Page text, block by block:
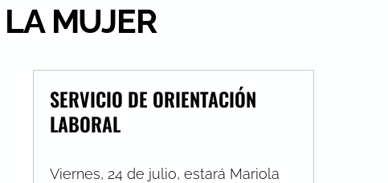
MUJER
SERVICIO DE ORIENTACIÓN
LABORAL
Viernes, 24 de julio, estará Mariola